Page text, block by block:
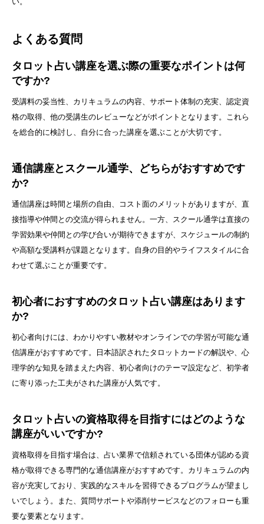
よくある質問
タロット占い講座を選ぶ際の重要なポイントは何
ですか?
受講料の妥当性、カリキュラムの内容、サポート体制の充実、認定資
格の取得、他の受講生のレビューなどがポイントとなります。これら
を総合的に検討し、自分に合った講座を選ぶことが大切です。
通信講座とスクール通学、どちらがおすすめです
か?
通信講座は時間と場所の自由、コスト面のメリットがありますが、直
接指導や仲間との交流が得られません。一方、スクール通学は直接の
学習効果や仲間との学び合いが期待できますが、スケジュールの制約
や高額な受講料が課題となります。自身の目的やライフスタイルに合
わせて選ぶことが重要です。
初心者におすすめのタロット占い講座はあります
か?
初心者向けには、わかりやすい教材やオンラインでの学習が可能な通
信講座がおすすめです。日本語訳されたタロットカードの解説や、心
理学的な知見を踏まえた内容、初心者向けのテーマ設定など、初学者
に寄り添った工夫がされた講座が人気です。
タロット占いの資格取得を目指すにはどのような
講座がいいですか?
資格取得を目指す場合は、占い業界で信頼されている団体が認める資
格が取得できる専門的な通信講座がおすすめです。カリキュラムの内
容が充実しており、実践的なスキルを習得できるプログラムが望まし
いでしょう。また、質問サポートや添削サービスなどのフォローも重
要な要素となります。